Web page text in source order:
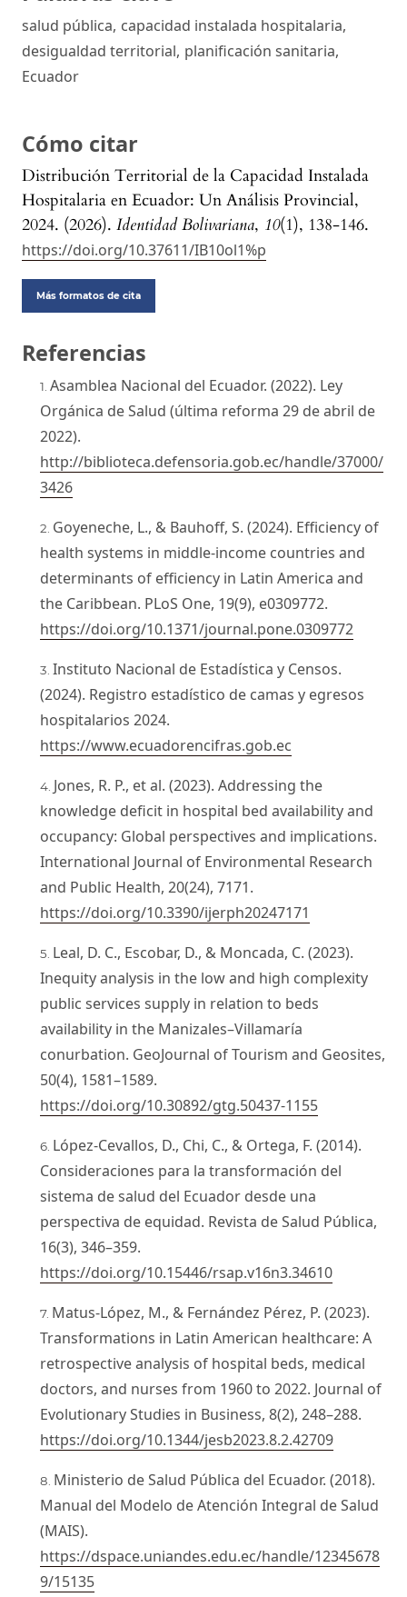
salud pública, capacidad instalada hospitalaria,
desigualdad territorial, planificación sanitaria,
Ecuador
Cómo citar
Distribución Territorial de la Capacidad Instalada
Hospitalaria en Ecuador: Un Análisis Provincial,
2024. (2026). Identidad Bolivariana, 10(1), 138-146.
https://doi.org/10.37611/IB10ol1%p
Más formatos de cita
Referencias
Asamblea Nacional del Ecuador. (2022). Ley
Orgánica de Salud (última reforma 29 de abril de
2022).
http://biblioteca.defensoria.gob.ec/handle/37000/
3426
Goyeneche, L., & Bauhoff, S. (2024). Efficiency of
health systems in middle-income countries and
determinants of efficiency in Latin America and
the Caribbean. PLoS One, 19(9), e0309772.
https://doi.org/10.1371/journal.pone.0309772
Instituto Nacional de Estadística y Censos.
(2024). Registro estadístico de camas y egresos
hospitalarios 2024.
https://www.ecuadorencifras.gob.ec
Jones, R. P., et al. (2023). Addressing the
knowledge deficit in hospital bed availability and
occupancy: Global perspectives and implications.
International Journal of Environmental Research
and Public Health, 20(24), 7171.
https://doi.org/10.3390/ijerph20247171
Leal, D. C., Escobar, D., & Moncada, C. (2023).
Inequity analysis in the low and high complexity
public services supply in relation to beds
availability in the Manizales–Villamaría
conurbation. GeoJournal of Tourism and Geosites,
50(4), 1581–1589.
https://doi.org/10.30892/gtg.50437-1155
López-Cevallos, D., Chi, C., & Ortega, F. (2014).
Consideraciones para la transformación del
sistema de salud del Ecuador desde una
perspectiva de equidad. Revista de Salud Pública,
16(3), 346–359.
https://doi.org/10.15446/rsap.v16n3.34610
Matus-López, M., & Fernández Pérez, P. (2023).
Transformations in Latin American healthcare: A
retrospective analysis of hospital beds, medical
doctors, and nurses from 1960 to 2022. Journal of
Evolutionary Studies in Business, 8(2), 248–288.
https://doi.org/10.1344/jesb2023.8.2.42709
Ministerio de Salud Pública del Ecuador. (2018).
Manual del Modelo de Atención Integral de Salud
(MAIS).
https://dspace.uniandes.edu.ec/handle/12345678
9/15135